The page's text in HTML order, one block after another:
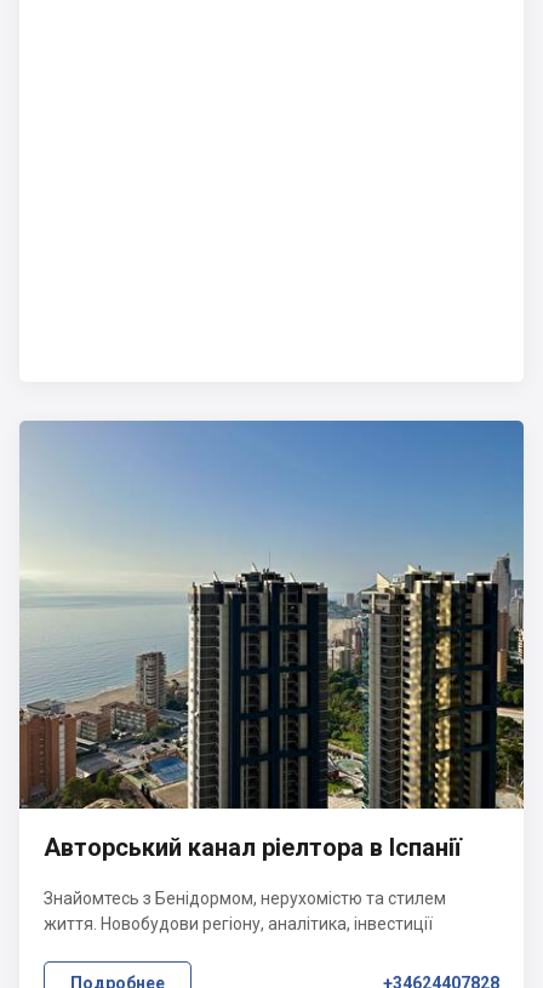
Авторський канал ріелтора в Іспанії
Знайомтесь з Бенідормом, нерухомістю та стилем
життя. Новобудови регіону, аналітика, інвестиції
Подробнее +34624407828